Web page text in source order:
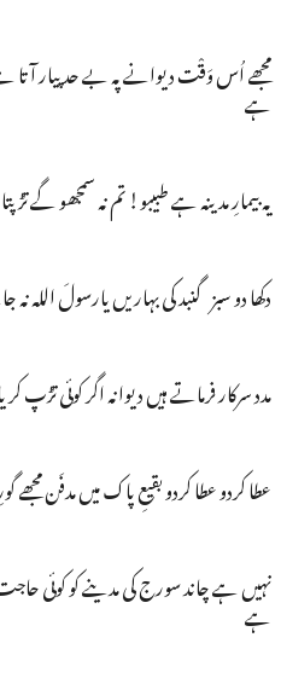
مجھے اُس وَقْت دیوانے پہ بے حد پیار آتا
ہے
یہ بیمارِ مدینہ ہے طبیبو! تم نہ سمجھو گے
دکھا دو سبز گنبد کی بہاریں یارسولَ اللہ
مدد سرکار فرماتے ہیں دیوانہ اگر کوئی تڑپ
عطا کردو عطا کردو بقیعِ پاک میں مدفَن
نہیں ہے چاند سورج کی مدینے کو کوئی
ہے